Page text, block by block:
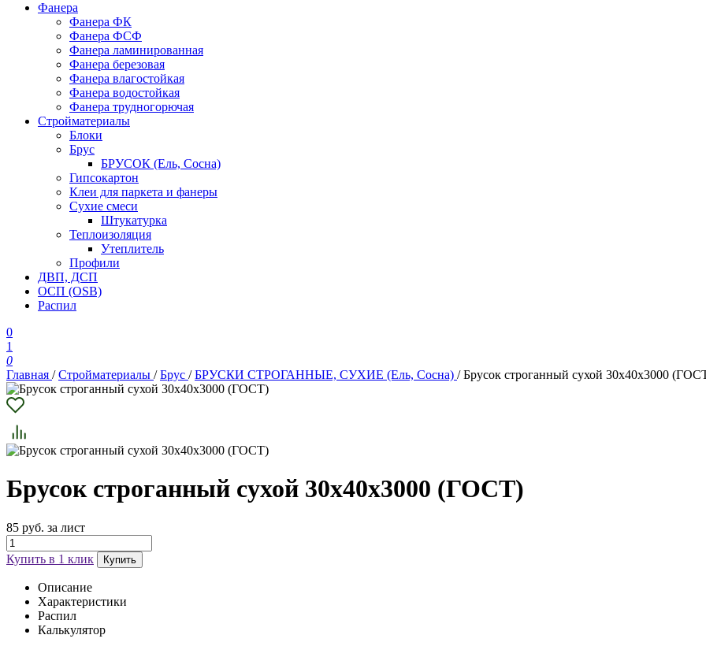
Фанера
Фанера ФК
Фанера ФСФ
Фанера ламинированная
Фанера березовая
Фанера влагостойкая
Фанера водостойкая
Фанера трудногорючая
Стройматериалы
Блоки
Брус
БРУСОК (Ель, Сосна)
Гипсокартон
Клеи для паркета и фанеры
Сухие смеси
Штукатурка
Теплоизоляция
Утеплитель
Профили
ДВП, ДСП
ОСП (OSB)
Распил
0
1
0
Главная /Стройматериалы /Брус /БРУСКИ СТРОГАННЫЕ, СУХИЕ (Ель, Сосна) /Брусок строганный сухой 30х40х3000
Брусок строганный сухой 30х40х3000 (ГОСТ)
85 руб. за лист
Купить в 1 клик Купить
Описание
Характеристики
Распил
Калькулятор